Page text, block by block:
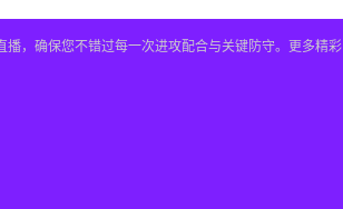
，确保您不错过每一次进攻配合与关键防守。更多精彩